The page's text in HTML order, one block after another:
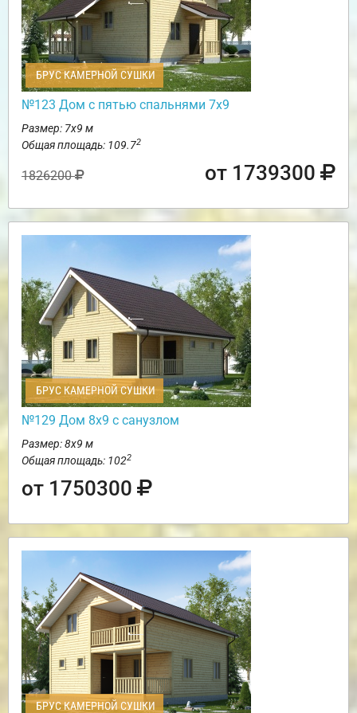
БРУС КАМЕРНОЙ СУШКИ
№123 Дом с пятью спальнями 7х9
Размер: 7х9 м
Общая площадь: 109.72
1826200 от 1739300
БРУС КАМЕРНОЙ СУШКИ
№129 Дом 8х9 с санузлом
Размер: 8х9 м
Общая площадь: 1022
от 1750300
БРУС КАМЕРНОЙ СУШКИ